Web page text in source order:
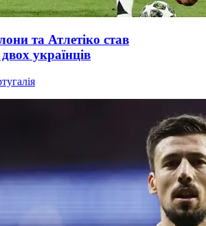
та Атлетіко став
українців